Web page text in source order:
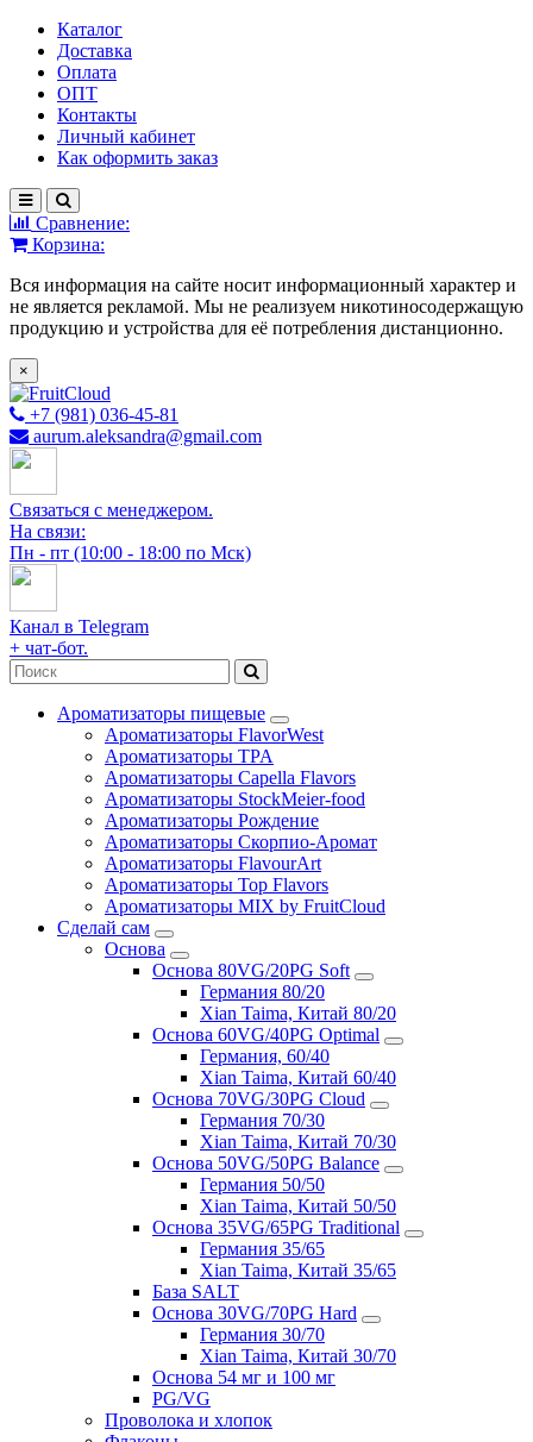
Каталог
Доставка
Оплата
ОПТ
Контакты
Личный кабинет
Как оформить заказ
Сравнение:
Корзина:
Вся информация на сайте носит информационный характер и
не является рекламой. Мы не реализуем никотиносодержащую
продукцию и устройства для её потребления дистанционно.
×
+7 (981) 036-45-81
aurum.aleksandra@gmail.com
Связаться с менеджером.
На связи:
Пн - пт (10:00 - 18:00 по Мск)
Канал в Telegram
+ чат-бот.
Ароматизаторы пищевые
Ароматизаторы FlavorWest
Ароматизаторы TPA
Ароматизаторы Capella Flavors
Ароматизаторы StockMeier-food
Ароматизаторы Рождение
Ароматизаторы Скорпио-Аромат
Ароматизаторы FlavourArt
Ароматизаторы Top Flavors
Ароматизаторы MIX by FruitCloud
Сделай сам
Основа
Основа 80VG/20PG Soft
Германия 80/20
Xian Taima, Китай 80/20
Основа 60VG/40PG Optimal
Германия, 60/40
Xian Taima, Китай 60/40
Основа 70VG/30PG Cloud
Германия 70/30
Xian Taima, Китай 70/30
Основа 50VG/50PG Balance
Германия 50/50
Xian Taima, Китай 50/50
Основа 35VG/65PG Traditional
Германия 35/65
Xian Taima, Китай 35/65
База SALT
Основа 30VG/70PG Hard
Германия 30/70
Xian Taima, Китай 30/70
Основа 54 мг и 100 мг
PG/VG
Проволока и хлопок